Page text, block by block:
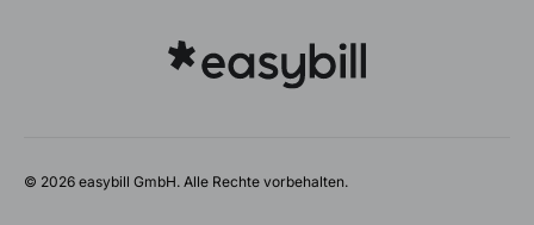
© 2026 easybill GmbH. Alle Rechte vorbehalten.